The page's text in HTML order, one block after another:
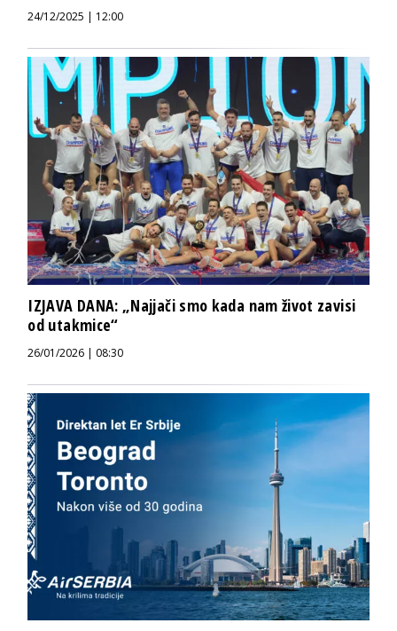
24/12/2025 | 12:00
IZJAVA DANA: „Najjači smo kada nam život zavisi
od utakmice“
26/01/2026 | 08:30